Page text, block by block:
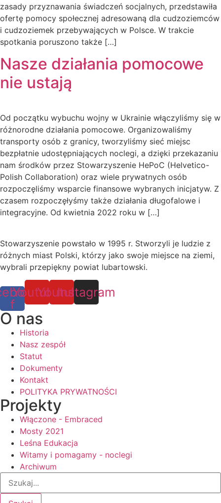
zasady przyznawania świadczeń socjalnych, przedstawiła
ofertę pomocy społecznej adresowaną dla cudzoziemców
i cudzoziemek przebywających w Polsce. W trakcie
spotkania poruszono także […]
Nasze działania pomocowe
nie ustają
Od początku wybuchu wojny w Ukrainie włączyliśmy się w
różnorodne działania pomocowe. Organizowaliśmy
transporty osób z granicy, tworzyliśmy sieć miejsc
bezpłatnie udostępniających noclegi, a dzięki przekazaniu
nam środków przez Stowarzyszenie HePoC (Helvetico-
Polish Collaboration) oraz wiele prywatnych osób
rozpoczęliśmy wsparcie finansowe wybranych inicjatyw. Z
czasem rozpoczęłyśmy także działania długofalowe i
integracyjne. Od kwietnia 2022 roku w […]
Stowarzyszenie powstało w 1995 r. Stworzyli je ludzie z
różnych miast Polski, którzy jako swoje miejsce na ziemi,
wybrali przepiękny powiat lubartowski.
f
YoutubeYoutube
Instagram
O nas
Historia
Nasz zespół
Statut
Dokumenty
Kontakt
POLITYKA PRYWATNOŚCI
Projekty
Włączone - Embraced
Mosty 2021
Leśna Edukacja
Witamy i pomagamy - noclegi
Archiwum